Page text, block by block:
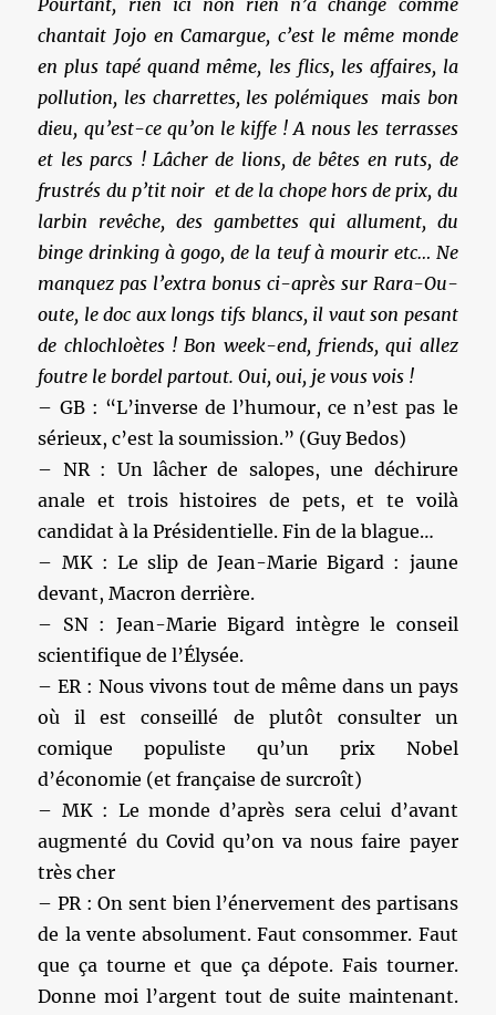
Pourtant, rien ici non rien n’a changé comme
chantait Jojo en Camargue, c’est le même monde
en plus tapé quand même, les flics, les affaires, la
pollution, les charrettes, les polémiques mais bon
dieu, qu’est-ce qu’on le kiffe ! A nous les terrasses
et les parcs ! Lâcher de lions, de bêtes en ruts, de
frustrés du p’tit noir et de la chope hors de prix, du
larbin revêche, des gambettes qui allument, du
binge drinking à gogo, de la teuf à mourir etc… Ne
manquez pas l’extra bonus ci-après sur Rara-Ou-
oute, le doc aux longs tifs blancs, il vaut son pesant
de chlochloètes ! Bon week-end, friends, qui allez
foutre le bordel partout. Oui, oui, je vous vois !
– GB : “L’inverse de l’humour, ce n’est pas le
sérieux, c’est la soumission.” (Guy Bedos)
– NR : Un lâcher de salopes, une déchirure
anale et trois histoires de pets, et te voilà
candidat à la Présidentielle. Fin de la blague…
– MK : Le slip de Jean-Marie Bigard : jaune
devant, Macron derrière.
– SN : Jean-Marie Bigard intègre le conseil
scientifique de l’Élysée.
– ER : Nous vivons tout de même dans un pays
où il est conseillé de plutôt consulter un
comique populiste qu’un prix Nobel
d’économie (et française de surcroît)
– MK : Le monde d’après sera celui d’avant
augmenté du Covid qu’on va nous faire payer
très cher
– PR : On sent bien l’énervement des partisans
de la vente absolument. Faut consommer. Faut
que ça tourne et que ça dépote. Fais tourner.
Donne moi l’argent tout de suite maintenant.